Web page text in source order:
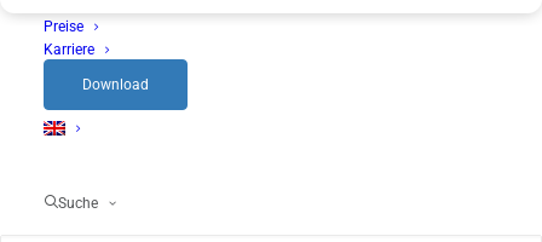
Preise
Karriere
Download
Suche